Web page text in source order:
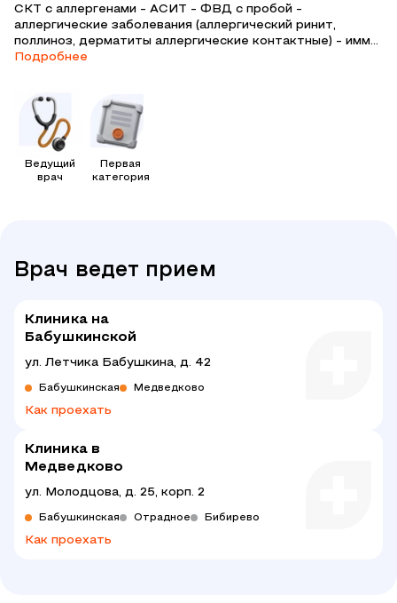
СКТ с аллергенами - АСИТ - ФВД с пробой -
аллергические заболевания (аллергический ринит,
поллиноз, дерматиты аллергические контактные) - имм...
Подробнее
Ведущий
врач
Первая
категория
Врач ведет прием
Клиника на
Бабушкинской
ул. Летчика Бабушкина, д. 42
Бабушкинская Медведково
Как проехать
Клиника в
Медведково
ул. Молодцова, д. 25, корп. 2
Бабушкинская Отрадное Бибирево
Как проехать